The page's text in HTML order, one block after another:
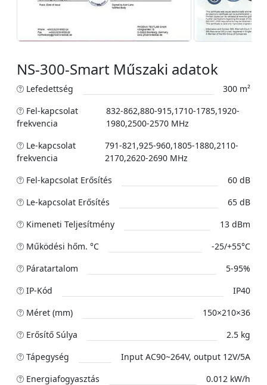
NS-300-Smart Műszaki adatok
Lefedettség
300 m²
Fel-kapcsolat
frekvencia
832-862,880-915,1710-1785,1920-
1980,2500-2570 MHz
Le-kapcsolat
frekvencia
791-821,925-960,1805-1880,2110-
2170,2620-2690 MHz
Fel-kapcsolat Erősítés
60 dB
Le-kapcsolat Erősítés
65 dB
Kimeneti Teljesítmény
13 dBm
Működési hőm. °C
-25/+55°C
Páratartalom
5-95%
IP-Kód
IP40
Méret (mm)
150×210×36
Erősítő Súlya
2.5 kg
Tápegység
Input AC90~264V, output 12V/5A
Energiafogyasztás
0.012 kW/h